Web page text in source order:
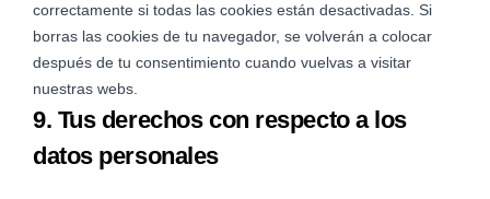
correctamente si todas las cookies están desactivadas. Si
borras las cookies de tu navegador, se volverán a colocar
después de tu consentimiento cuando vuelvas a visitar
nuestras webs.
9. Tus derechos con respecto a los
datos personales